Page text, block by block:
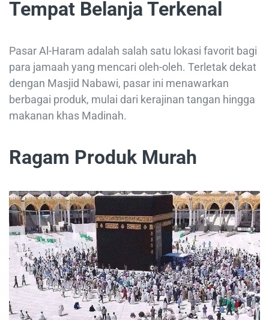
Tempat Belanja Terkenal
Pasar Al-Haram adalah salah satu lokasi favorit bagi
para jamaah yang mencari oleh-oleh. Terletak dekat
dengan Masjid Nabawi, pasar ini menawarkan
berbagai produk, mulai dari kerajinan tangan hingga
makanan khas Madinah.
Ragam Produk Murah